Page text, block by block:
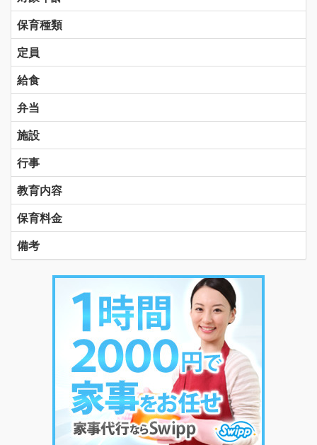
保育種類
定員
給食
弁当
施設
行事
教育内容
保育料金
備考